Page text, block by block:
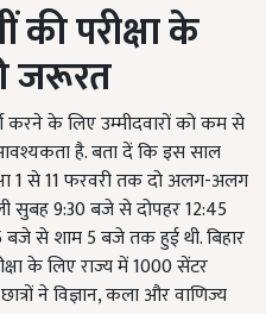
की परीक्षा के
जरूरत
करने के लिए उम्मीदवारों को कम से
है. बता दें कि इस साल
1 से 11 फरवरी तक दो अलग-अलग
सुबह 9:30 बजे से दोपहर 12:45
से शाम 5 बजे तक हुई थी. बिहार
के लिए राज्य में 1000 सेंटर
ने विज्ञान, कला और वाणिज्य